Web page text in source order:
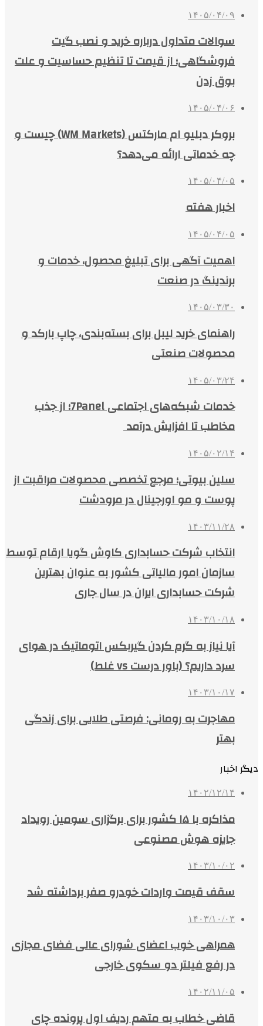
۱۴۰۵/۰۴/۰۹
سوالات متداول درباره خرید و نصب گیت
فروشگاهی؛ از قیمت تا تنظیم حساسیت و علت
بوق زدن
۱۴۰۵/۰۴/۰۶
بروکر دبلیو ام مارکتس (WM Markets) چیست و
چه خدماتی ارائه می‌دهد؟
۱۴۰۵/۰۴/۰۵
اخبار هفته
۱۴۰۵/۰۴/۰۵
اهمیت آگهی برای تبلیغ محصول، خدمات و
برندینگ در صنعت
۱۴۰۵/۰۳/۳۰
راهنمای خرید لیبل برای بسته‌بندی، چاپ بارکد و
محصولات صنعتی
۱۴۰۵/۰۳/۲۴
خدمات شبکه‌های اجتماعی 7Panel؛ از جذب
مخاطب تا افزایش درآمد
۱۴۰۵/۰۲/۱۴
سلین بیوتی؛ مرجع تخصصی محصولات مراقبت از
پوست و مو اورجینال در مرودشت
۱۴۰۳/۱۱/۲۸
انتخاب شرکت حسابداری کاوش گویا ارقام توسط
سازمان امور مالیاتی کشور به عنوان بهترین
شرکت حسابداری ایران در سال جاری
۱۴۰۳/۱۰/۱۸
آیا نیاز به گرم کردن گیربکس اتوماتیک در هوای
سرد داریم؟ (باور درست vs غلط)
۱۴۰۳/۱۰/۱۷
مهاجرت به رومانی: فرصتی طلایی برای زندگی
بهتر
دیگر اخبار
۱۴۰۲/۱۲/۱۴
مذاکره با ۱۵ کشور برای برگزاری سومین رویداد
جایزه هوش مصنوعی
۱۴۰۳/۱۰/۰۲
سقف قیمت واردات خودرو صفر برداشته شد
۱۴۰۳/۱۰/۰۳
همراهی خوب اعضای شورای عالی فضای مجازی
در رفع فیلتر دو سکوی خارجی
۱۴۰۲/۱۱/۰۵
قاضی خطاب به متهم ردیف اول پرونده چای